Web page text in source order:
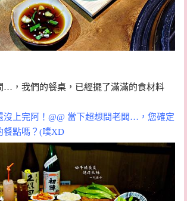
…，我們的餐桌，已經擺了滿滿的食材料
上完阿！@@ 當下超想問老闆…，您確定
餐點嗎？(噗XD